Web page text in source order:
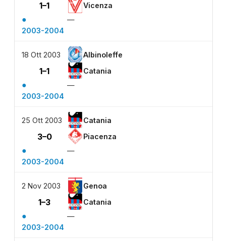
1–1 Vicenza
●
—
2003-2004
18 Ott 2003 Albinoleffe
1–1 Catania
●
—
2003-2004
25 Ott 2003 Catania
3–0 Piacenza
●
—
2003-2004
2 Nov 2003 Genoa
1–3 Catania
●
—
2003-2004